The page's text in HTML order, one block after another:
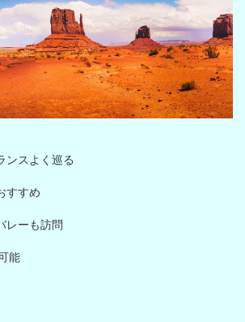
ンスよく巡る
すすめ
レーも訪問
能